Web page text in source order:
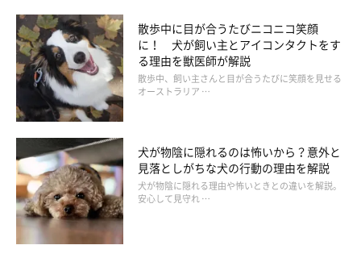
病気で多食傾向が見られるコは、多飲多尿の症状も同時に見られ
る場合が多いです。食事量だけではなく飲水量も普段から気にか
けておくと、病気のサインに気がつきやすいです」
散歩中に目が合うたびニコニコ笑顔
に！ 犬が飼い主とアイコンタクトをす
る理由を獣医師が解説
散歩中、飼い主さんと目が合うたびに笑顔を見せる
オーストラリア …
犬が物陰に隠れるのは怖いから？意外と
見落としがちな犬の行動の理由を解説
犬が物陰に隠れる理由や怖いときとの違いを解説。
安心して見守れ …